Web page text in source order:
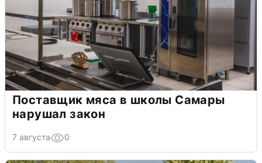
Поставщик мяса в школы Самары
нарушал закон
7 августа 0